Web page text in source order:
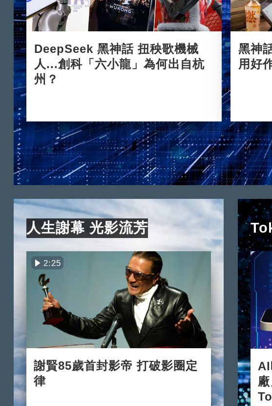
DeepSeek 黑神話 扭秧歌機械
人...創科「六小龍」為何出自杭
州？
黑神
用好
人生謝幕 光影流芳
2:25
謝賢85歲首封影帝 打破影圈定
律